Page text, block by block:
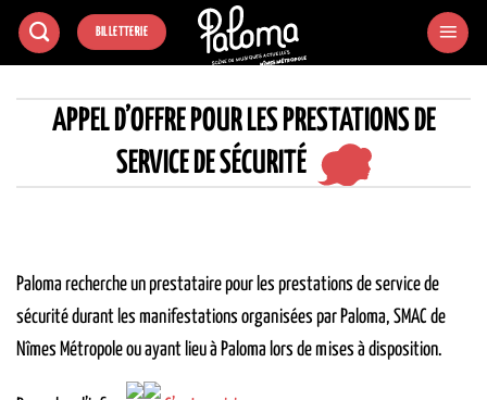
Passer
BILLETTERIE
APPEL D’OFFRE POUR LES PRESTATIONS DE
SERVICE DE SÉCURITÉ
Paloma recherche un prestataire pour les prestations de service de
sécurité durant les manifestations organisées par Paloma, SMAC de
Nîmes Métropole ou ayant lieu à Paloma lors de mises à disposition.